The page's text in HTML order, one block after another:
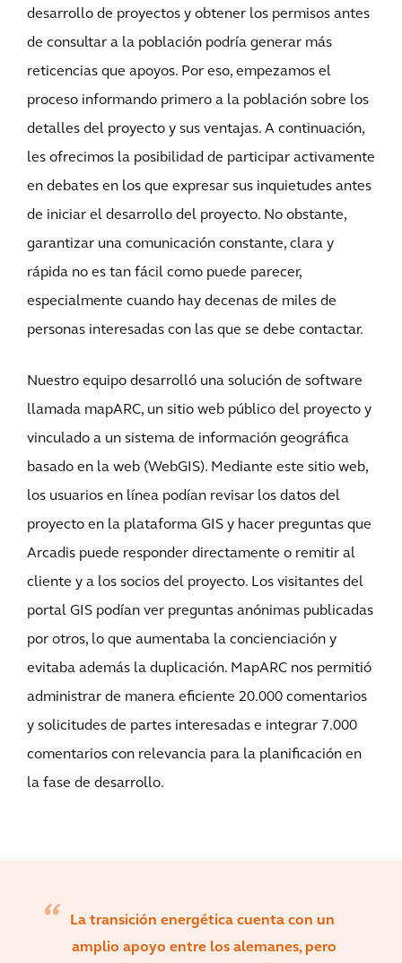
desarrollo de proyectos y obtener los permisos antes
de consultar a la población podría generar más
reticencias que apoyos. Por eso, empezamos el
proceso informando primero a la población sobre los
detalles del proyecto y sus ventajas. A continuación,
les ofrecimos la posibilidad de participar activamente
en debates en los que expresar sus inquietudes antes
de iniciar el desarrollo del proyecto. No obstante,
garantizar una comunicación constante, clara y
rápida no es tan fácil como puede parecer,
especialmente cuando hay decenas de miles de
personas interesadas con las que se debe contactar.
Nuestro equipo desarrolló una solución de software
llamada mapARC, un sitio web público del proyecto y
vinculado a un sistema de información geográfica
basado en la web (WebGIS). Mediante este sitio web,
los usuarios en línea podían revisar los datos del
proyecto en la plataforma GIS y hacer preguntas que
Arcadis puede responder directamente o remitir al
cliente y a los socios del proyecto. Los visitantes del
portal GIS podían ver preguntas anónimas publicadas
por otros, lo que aumentaba la concienciación y
evitaba además la duplicación. MapARC nos permitió
administrar de manera eficiente 20.000 comentarios
y solicitudes de partes interesadas e integrar 7.000
comentarios con relevancia para la planificación en
la fase de desarrollo.
La transición energética cuenta con un
amplio apoyo entre los alemanes, pero